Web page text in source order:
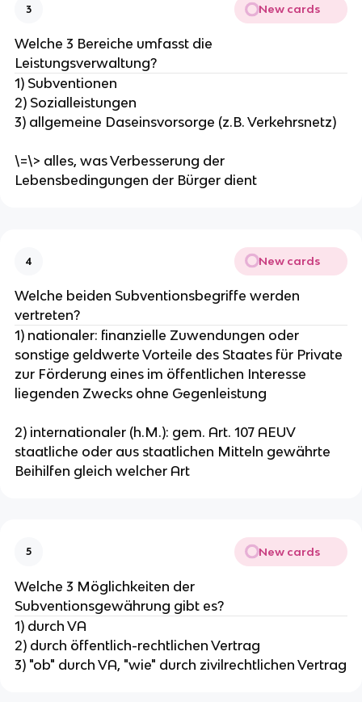
3 New cards
Welche 3 Bereiche umfasst die
Leistungsverwaltung?
1) Subventionen
2) Sozialleistungen
3) allgemeine Daseinsvorsorge (z.B. Verkehrsnetz)
\=\> alles, was Verbesserung der
Lebensbedingungen der Bürger dient
4 New cards
Welche beiden Subventionsbegriffe werden
vertreten?
1) nationaler: finanzielle Zuwendungen oder
sonstige geldwerte Vorteile des Staates für Private
zur Förderung eines im öffentlichen Interesse
liegenden Zwecks ohne Gegenleistung
2) internationaler (h.M.): gem. Art. 107 AEUV
staatliche oder aus staatlichen Mitteln gewährte
Beihilfen gleich welcher Art
5 New cards
Welche 3 Möglichkeiten der
Subventionsgewährung gibt es?
1) durch VA
2) durch öffentlich-rechtlichen Vertrag
3) "ob" durch VA, "wie" durch zivilrechtlichen Vertrag